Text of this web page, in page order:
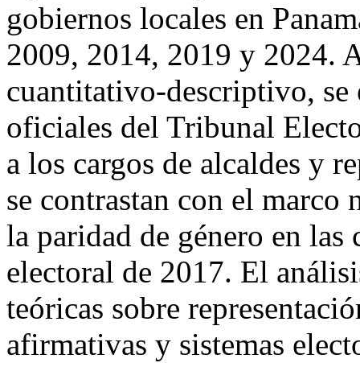
gobiernos locales en
2009, 2014, 2019 y 2024.
cuantitativo-descriptivo, se
oficiales del Tribunal
a los cargos de alcaldes y
se contrastan con el marco
la paridad de género en las
electoral de 2017. El
teóricas sobre
afirmativas y sistemas